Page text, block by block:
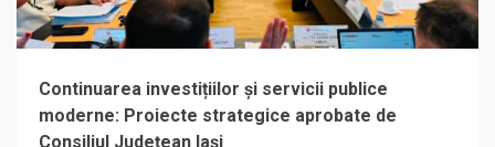
Continuarea investițiilor și servicii publice
moderne: Proiecte strategice aprobate de
Consiliul Județean Iași